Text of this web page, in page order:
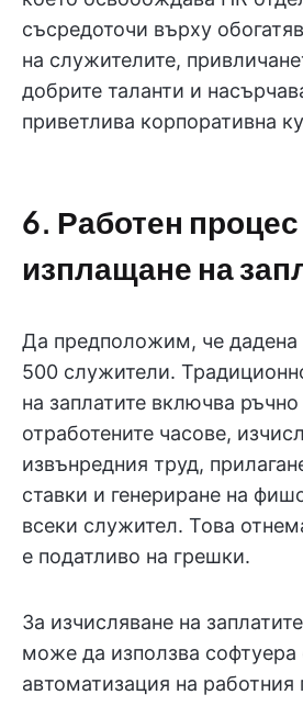
съсредоточи върху
на служителите,
добрите таланти и
приветлива корпоративна
6. Работен
изплащане на
Да предположим, че
500 служители.
на заплатите включва
отработените часове,
извънредния труд,
ставки и генериране на
всеки служител. Това
е податливо на грешки.
За изчисляване на
може да използва софтуера
автоматизация на работния